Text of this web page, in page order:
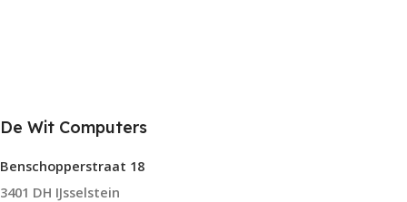
De Wit Computers
Benschopperstraat 18
3401 DH IJsselstein